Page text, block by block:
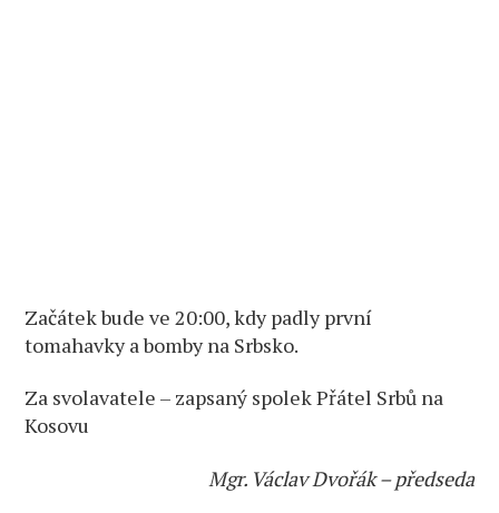
Začátek bude ve 20:00, kdy padly první
tomahavky a bomby na Srbsko.
Za svolavatele – zapsaný spolek Přátel Srbů na
Kosovu
Mgr. Václav Dvořák – předseda